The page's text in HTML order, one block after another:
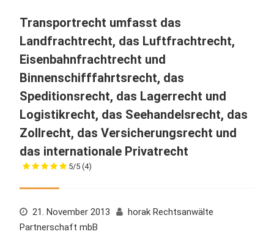
Transportrecht umfasst das
Landfrachtrecht, das Luftfrachtrecht,
Eisenbahnfrachtrecht und
Binnenschifffahrtsrecht, das
Speditionsrecht, das Lagerrecht und
Logistikrecht, das Seehandelsrecht, das
Zollrecht, das Versicherungsrecht und
das internationale Privatrecht
5/5 (4)
21. November 2013
horak Rechtsanwälte
Partnerschaft mbB